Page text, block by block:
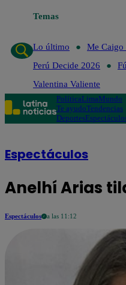
Temas
Lo último
Me Caigo
Perú Decide 2026
Valentina Valiente
PolíticaLimaMundo
Te ayudoTendencias
Deportes
Espectáculos
Anelhí Arias
Espectáculos a las 11:12